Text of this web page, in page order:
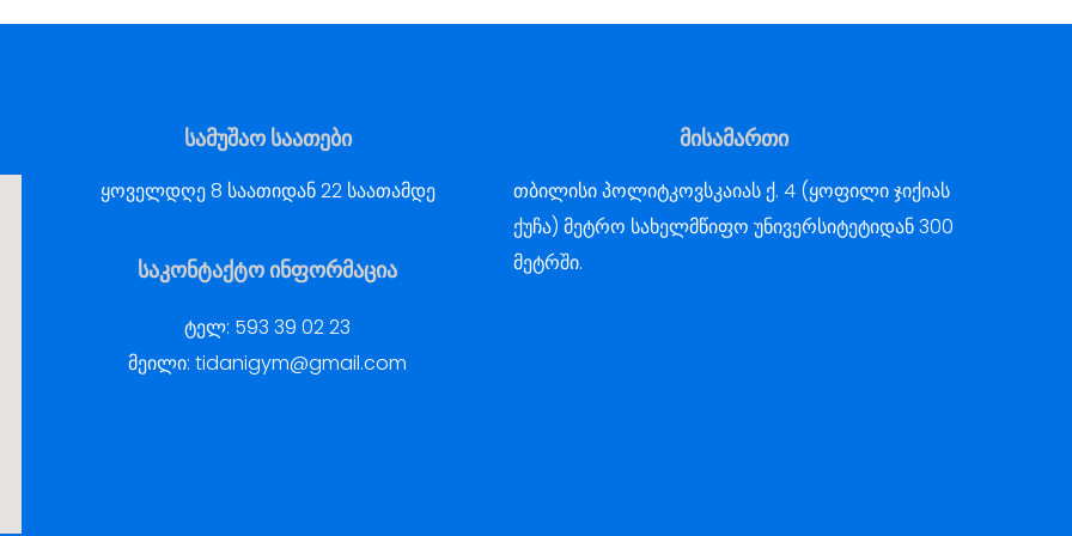
სამუშაო საათები
ყოველდღე 8 საათიდან 22 საათამდე
საკონტაქტო ინფორმაცია
ტელ: 593 39 02 23
მეილი:tidanigym@gmail.com
მისამართი
თბილისი პოლიტკოვსკაიას ქ. 4 (ყოფილი ჯიქიას
ქუჩა) მეტრო სახელმწიფო უნივერსიტეტიდან 300
მეტრში.